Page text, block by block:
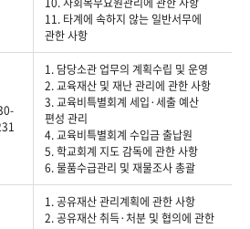
11. 타계에 속하지 않는 일반서무에
관한 사항
1. 담당소관 업무의 계획수립 및 운영
2. 교육재산 및 재난 관리에 관한 사항
3. 교육비특별회계 세입·세출 예산
편성 관리
4. 교육비특별회계 수입금 출납원
5. 학교회계 지도 감독에 관한 사항
6. 물품수급관리 및 재물조사 총괄
1. 공유재산 관리계획에 관한 사항
2. 공유재산 취득·처분 및 협의에 관한